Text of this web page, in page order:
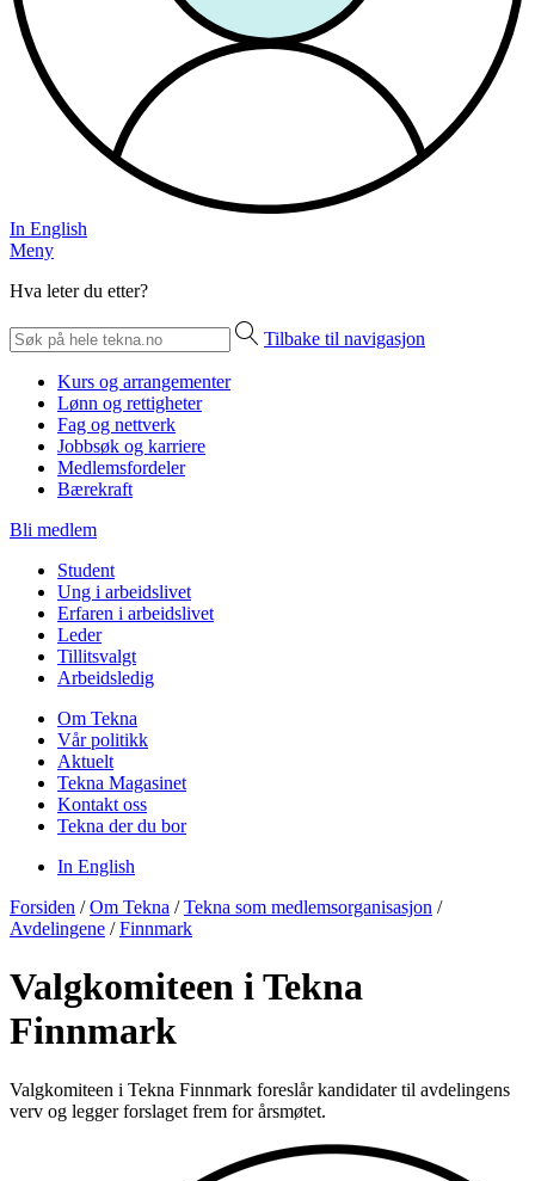
In English
Meny
Hva leter du etter?
Tilbake til navigasjon
Kurs og arrangementer
Lønn og rettigheter
Fag og nettverk
Jobbsøk og karriere
Medlemsfordeler
Bærekraft
Bli medlem
Student
Ung i arbeidslivet
Erfaren i arbeidslivet
Leder
Tillitsvalgt
Arbeidsledig
Om Tekna
Vår politikk
Aktuelt
Tekna Magasinet
Kontakt oss
Tekna der du bor
In English
Forsiden / Om Tekna / Tekna som medlemsorganisasjon /
Avdelingene / Finnmark
Valgkomiteen i Tekna
Finnmark
Valgkomiteen i Tekna Finnmark foreslår kandidater til avdelingens
verv og legger forslaget frem for årsmøtet.